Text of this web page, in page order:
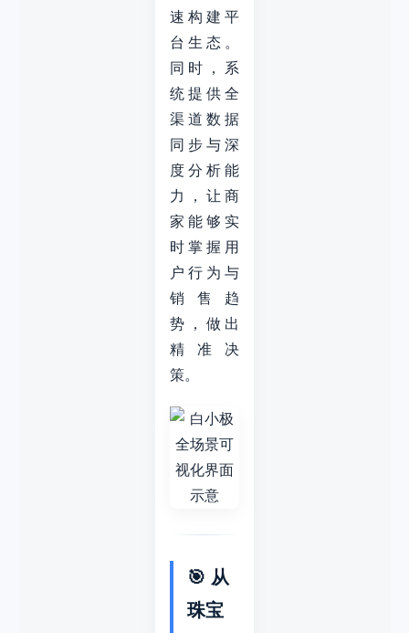
速构建平
台生态。
同时，系
统提供全
渠道数据
同步与深
度分析能
力，让商
家能够实
时掌握用
户行为与
销售趋
势，做出
精准决
策。
🎯 从
珠宝